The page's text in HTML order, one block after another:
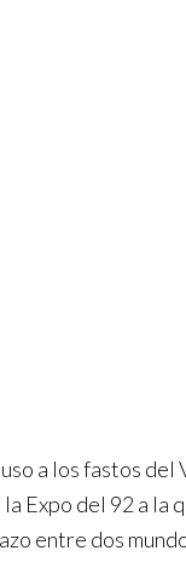
a los fastos
Expo del 92 a la
entre dos